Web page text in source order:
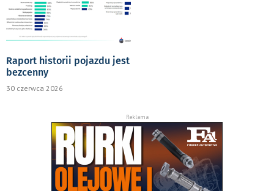
Raport historii pojazdu jest
bezcenny
30 czerwca 2026
Reklama